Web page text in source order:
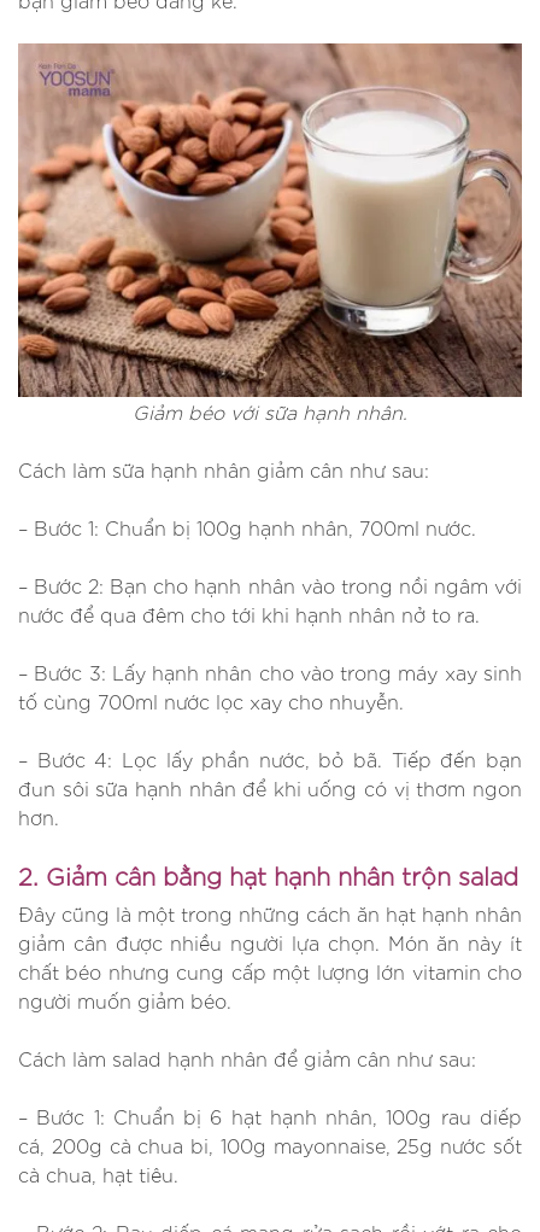
Giảm béo với sữa hạnh nhân.
Cách làm sữa hạnh nhân giảm cân như sau:
– Bước 1: Chuẩn bị 100g hạnh nhân, 700ml nước.
– Bước 2: Bạn cho hạnh nhân vào trong nồi ngâm với
nước để qua đêm cho tới khi hạnh nhân nở to ra.
– Bước 3: Lấy hạnh nhân cho vào trong máy xay sinh
tố cùng 700ml nước lọc xay cho nhuyễn.
– Bước 4: Lọc lấy phần nước, bỏ bã. Tiếp đến bạn
đun sôi sữa hạnh nhân để khi uống có vị thơm ngon
hơn.
2. Giảm cân bằng hạt hạnh nhân trộn salad
Đây cũng là một trong những cách ăn hạt hạnh nhân
giảm cân được nhiều người lựa chọn. Món ăn này ít
chất béo nhưng cung cấp một lượng lớn vitamin cho
người muốn giảm béo.
Cách làm salad hạnh nhân để giảm cân như sau:
– Bước 1: Chuẩn bị 6 hạt hạnh nhân, 100g rau diếp
cá, 200g cà chua bi, 100g mayonnaise, 25g nước sốt
cà chua, hạt tiêu.